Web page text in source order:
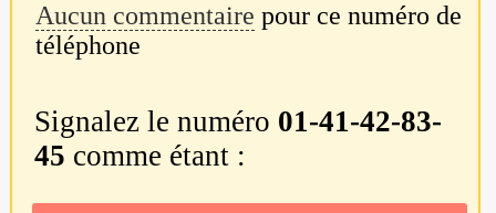
Aucun commentaire pour ce numéro de
téléphone
Signalez le numéro 01-41-42-83-
45 comme étant :